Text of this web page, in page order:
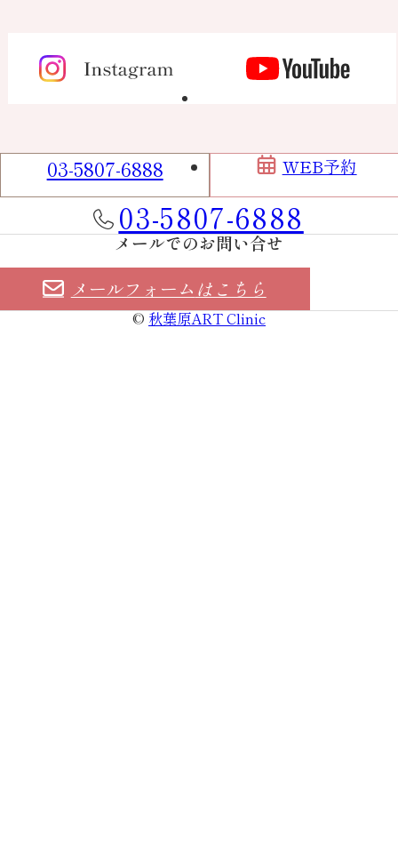
03-5807-6888 WEB予約
Contact
お電話でのお問い合せ
03-5807-6888
メールでのお問い合せ
メールフォーム はこちら
©秋葉原ART Clinic